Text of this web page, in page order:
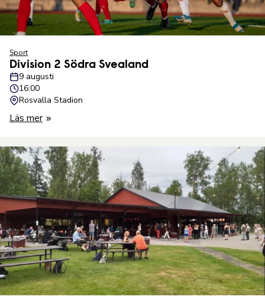
Sport
Division 2 Södra Svealand
9 augusti
16:00
Rosvalla Stadion
Läs mer